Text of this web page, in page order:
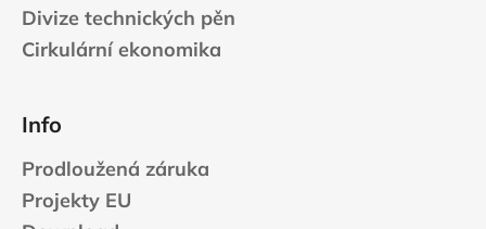
Divize technických pěn
Cirkulární ekonomika
Info
Prodloužená záruka
Projekty EU